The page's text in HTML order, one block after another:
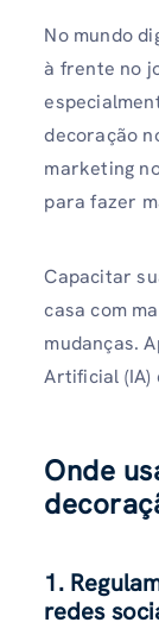
No mundo
à frente no
decoração
marketing
para fazer
Capacitar
casa com
mudanças.
Artificial (IA)
Onde
1.
redes